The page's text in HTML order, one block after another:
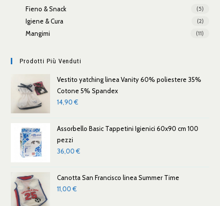
Fieno & Snack (5)
Igiene & Cura (2)
Mangimi (11)
Prodotti Più Venduti
Vestito yatching linea Vanity 60% poliestere 35%
Cotone 5% Spandex
14,90€
Assorbello Basic Tappetini Igienici 60x90 cm 100
pezzi
36,00€
Canotta San Francisco linea Summer Time
11,00€